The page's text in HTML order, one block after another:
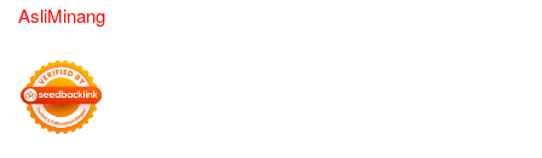
AsliMinang